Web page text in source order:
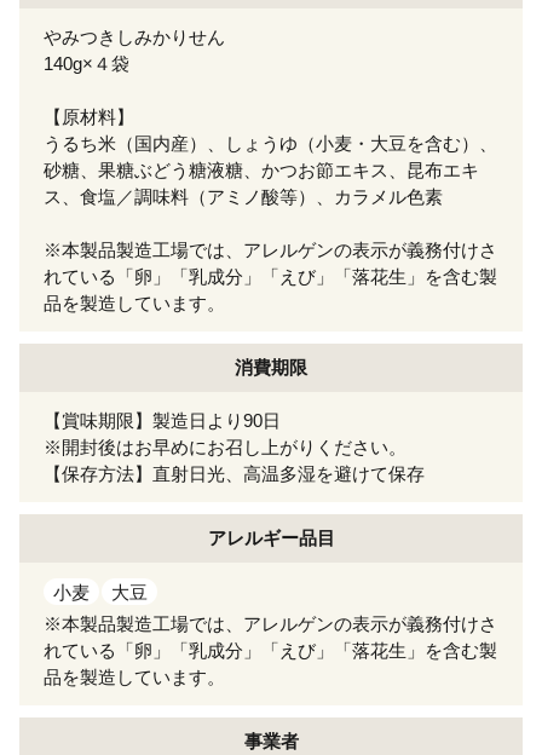
やみつきしみかりせん
140g×４袋
【原材料】
うるち米（国内産）、しょうゆ（小麦・大豆を含む）、
砂糖、果糖ぶどう糖液糖、かつお節エキス、昆布エキ
ス、食塩／調味料（アミノ酸等）、カラメル色素
※本製品製造工場では、アレルゲンの表示が義務付けさ
れている「卵」「乳成分」「えび」「落花生」を含む製
品を製造しています。
消費期限
【賞味期限】製造日より90日
※開封後はお早めにお召し上がりください。
【保存方法】直射日光、高温多湿を避けて保存
アレルギー品目
小麦
大豆
※本製品製造工場では、アレルゲンの表示が義務付けさ
れている「卵」「乳成分」「えび」「落花生」を含む製
品を製造しています。
事業者